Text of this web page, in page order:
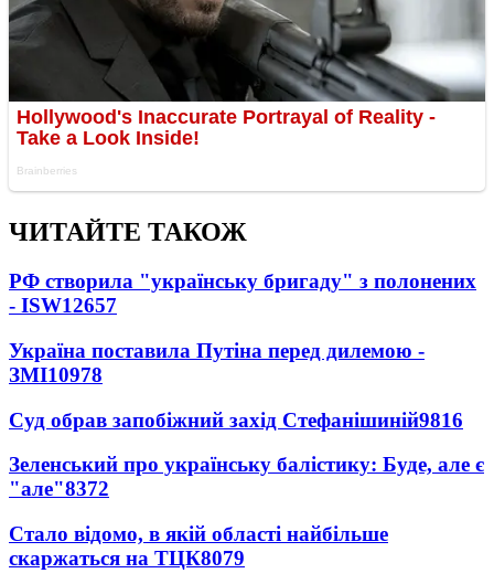
ЧИТАЙТЕ ТАКОЖ
РФ створила "українську бригаду" з полонених
- ISW12657
Україна поставила Путіна перед дилемою -
ЗМІ10978
Суд обрав запобіжний захід Стефанішиній9816
Зеленський про українську балістику: Буде, але є
"але"8372
Стало відомо, в якій області найбільше
скаржаться на ТЦК8079